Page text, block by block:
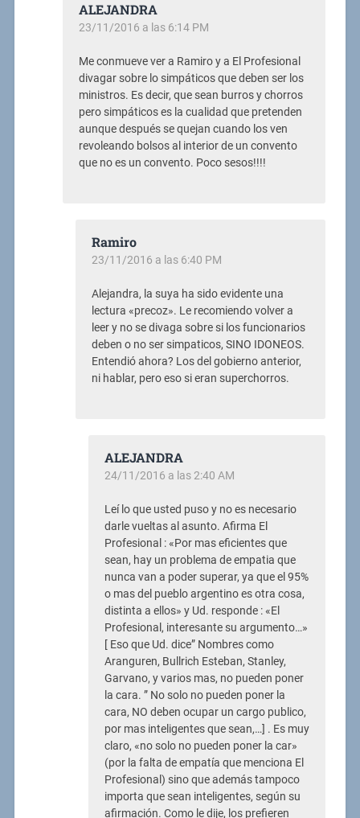
ALEJANDRA
23/11/2016 a las 6:14 PM
Me conmueve ver a Ramiro y a El Profesional
divagar sobre lo simpáticos que deben ser los
ministros. Es decir, que sean burros y chorros
pero simpáticos es la cualidad que pretenden
aunque después se quejan cuando los ven
revoleando bolsos al interior de un convento
que no es un convento. Poco sesos!!!!
Ramiro
23/11/2016 a las 6:40 PM
Alejandra, la suya ha sido evidente una
lectura «precoz». Le recomiendo volver a
leer y no se divaga sobre si los funcionarios
deben o no ser simpaticos, SINO IDONEOS.
Entendió ahora? Los del gobierno anterior,
ni hablar, pero eso si eran superchorros.
ALEJANDRA
24/11/2016 a las 2:40 AM
Leí lo que usted puso y no es necesario
darle vueltas al asunto. Afirma El
Profesional : «Por mas eficientes que
sean, hay un problema de empatia que
nunca van a poder superar, ya que el 95%
o mas del pueblo argentino es otra cosa,
distinta a ellos» y Ud. responde : «El
Profesional, interesante su argumento…»
[ Eso que Ud. dice” Nombres como
Aranguren, Bullrich Esteban, Stanley,
Garvano, y varios mas, no pueden poner
la cara. ” No solo no pueden poner la
cara, NO deben ocupar un cargo publico,
por mas inteligentes que sean,…] . Es muy
claro, «no solo no pueden poner la car»
(por la falta de empatía que menciona El
Profesional) sino que además tampoco
importa que sean inteligentes, según su
afirmación. Como le dije, los prefieren